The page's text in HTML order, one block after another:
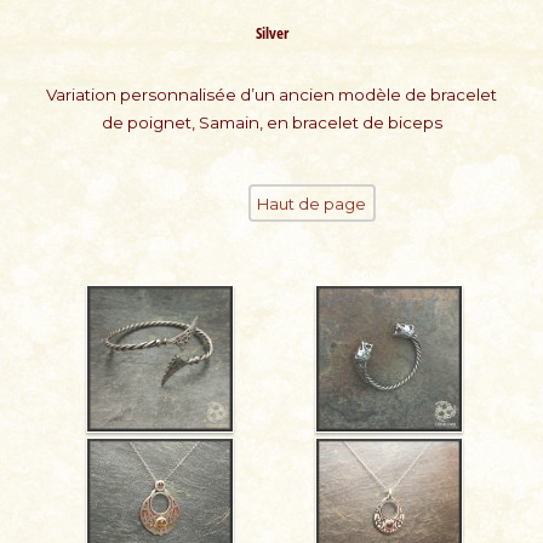
Silver
Variation personnalisée d’un ancien modèle de bracelet
de poignet, Samain, en bracelet de biceps
Haut de page